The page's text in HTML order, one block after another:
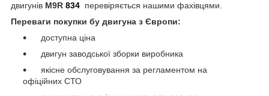
двигунів M9R 834 перевіряється нашими фахівцями.
Переваги покупки бу двигуна з Європи:
доступна ціна
двигун заводської зборки виробника
якісне обслуговування за регламентом на
офіційних СТО